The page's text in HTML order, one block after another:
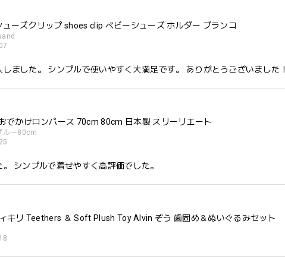
ューズクリップ shoes clip ベビーシューズ ホルダー ブランコ
ました。 シンプルで使いやすく大満足です。 ありがとうございました！
でかけロンパース 70cm 80cm 日本製 スリーリエート
ルー80cm
シンプルで着せやすく高評価でした。
キリ Teethers ＆ Soft Plush Toy Alvin ぞう 歯固め＆ぬいぐるみセット